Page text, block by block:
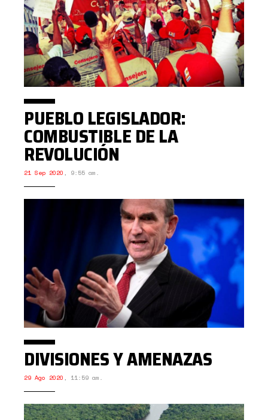
PUEBLO LEGISLADOR:
COMBUSTIBLE DE LA
REVOLUCIÓN
21 Sep 2020 , 9:55 am.
DIVISIONES Y AMENAZAS
29 Ago 2020 , 11:59 am.